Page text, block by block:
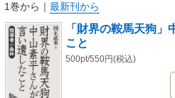
1巻から ｜ 最新刊から
「財界の鞍馬天狗
こと
500pt/550円(税込)